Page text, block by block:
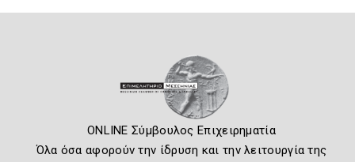
ONLINE Σύμβουλος Επιχειρηματία
Όλα όσα αφορούν την ίδρυση και την λειτουργία της